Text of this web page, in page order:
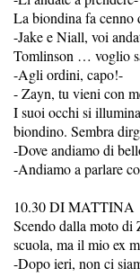
La biondina fa cenno
-Jake e Niall, voi
Tomlinson … voglio
-Agli ordini, capo!-
- Zayn, tu vieni con
I suoi occhi si
biondino. Sembra
-Dove andiamo di
-Andiamo a parlare
10.30 DI MATTINA
Scendo dalla moto di
scuola, ma il mio ex
-Dopo ieri, non ci